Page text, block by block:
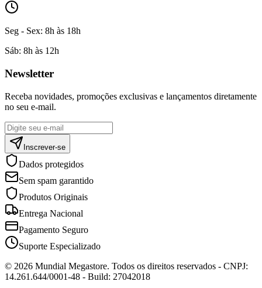
Seg - Sex: 8h às 18h
Sáb: 8h às 12h
Newsletter
Receba novidades, promoções exclusivas e lançamentos diretamente
no seu e-mail.
Inscrever-se
Dados protegidos
Sem spam garantido
Produtos Originais
Entrega Nacional
Pagamento Seguro
Suporte Especializado
© 2026 Mundial Megastore. Todos os direitos reservados - CNPJ:
14.261.644/0001-48 - Build: 27042018